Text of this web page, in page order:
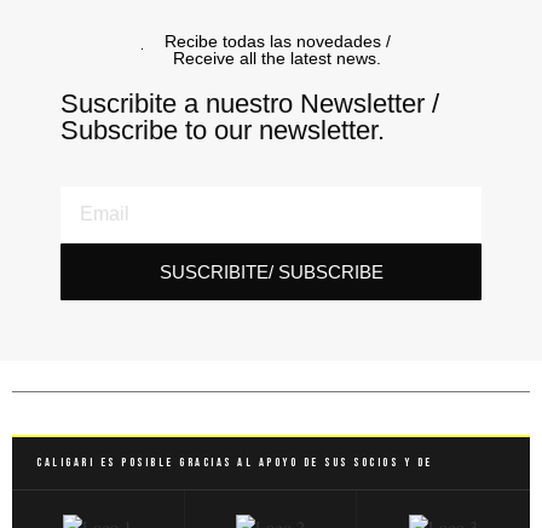
Recibe todas las novedades /
Receive all the latest news.
Suscribite a nuestro Newsletter /
Subscribe to our newsletter.
SUSCRIBITE/ SUBSCRIBE
Caligari es posible gracias al apoyo de sus socios y de